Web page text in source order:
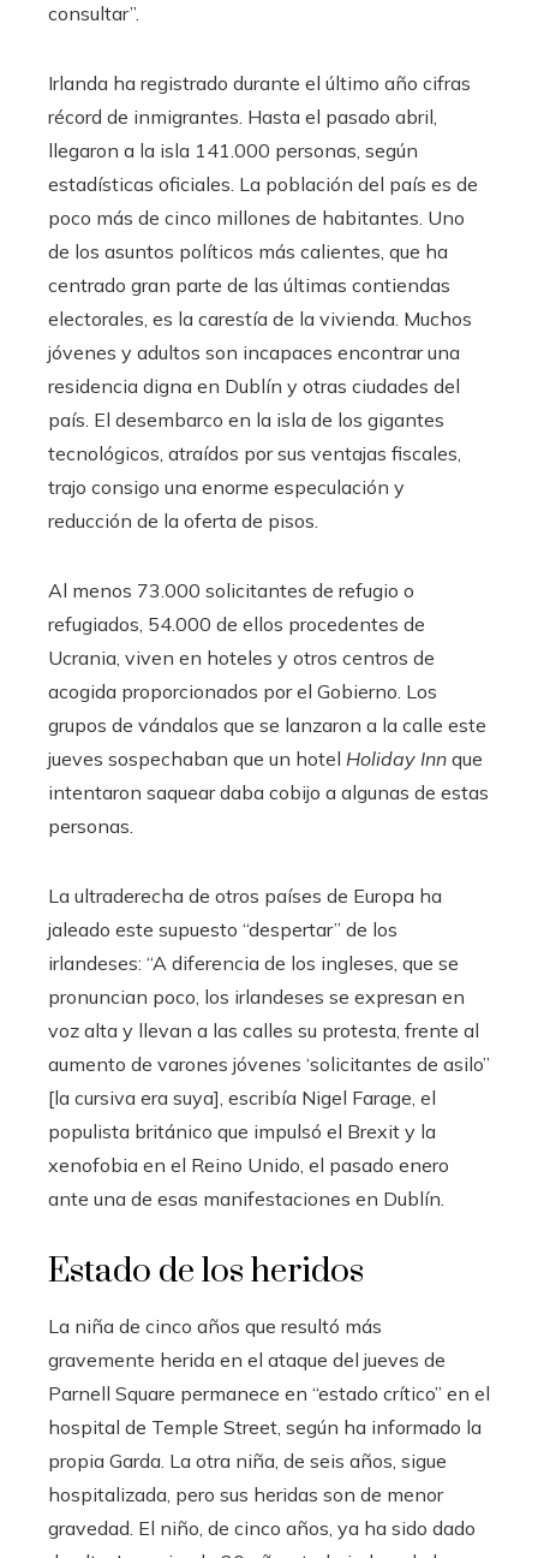
consultar”.
Irlanda ha registrado durante el último año cifras
récord de inmigrantes. Hasta el pasado abril,
llegaron a la isla 141.000 personas, según
estadísticas oficiales. La población del país es de
poco más de cinco millones de habitantes. Uno
de los asuntos políticos más calientes, que ha
centrado gran parte de las últimas contiendas
electorales, es la carestía de la vivienda. Muchos
jóvenes y adultos son incapaces encontrar una
residencia digna en Dublín y otras ciudades del
país. El desembarco en la isla de los gigantes
tecnológicos, atraídos por sus ventajas fiscales,
trajo consigo una enorme especulación y
reducción de la oferta de pisos.
Al menos 73.000 solicitantes de refugio o
refugiados, 54.000 de ellos procedentes de
Ucrania, viven en hoteles y otros centros de
acogida proporcionados por el Gobierno. Los
grupos de vándalos que se lanzaron a la calle este
jueves sospechaban que un hotel Holiday Inn que
intentaron saquear daba cobijo a algunas de estas
personas.
La ultraderecha de otros países de Europa ha
jaleado este supuesto “despertar” de los
irlandeses: “A diferencia de los ingleses, que se
pronuncian poco, los irlandeses se expresan en
voz alta y llevan a las calles su protesta, frente al
aumento de varones jóvenes ‘solicitantes de asilo”
[la cursiva era suya], escribía Nigel Farage, el
populista británico que impulsó el Brexit y la
xenofobia en el Reino Unido, el pasado enero
ante una de esas manifestaciones en Dublín.
Estado de los heridos
La niña de cinco años que resultó más
gravemente herida en el ataque del jueves de
Parnell Square permanece en “estado crítico” en el
hospital de Temple Street, según ha informado la
propia Garda. La otra niña, de seis años, sigue
hospitalizada, pero sus heridas son de menor
gravedad. El niño, de cinco años, ya ha sido dado